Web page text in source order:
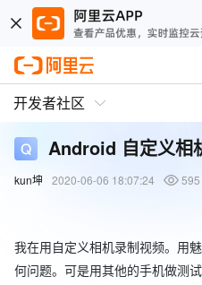
开发者社区
Android 自定义相
kun坤 2020-06-06 18:07:24
595
我在用自定义相机录制视频。用
何问题。可是用其他的手机做测